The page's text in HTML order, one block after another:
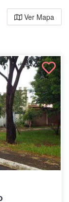
/ RegiãoVer Mapa